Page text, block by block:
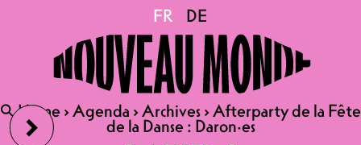
›
FR DE
🔍Home ›Agenda ›Archives ›Afterparty de la Fête
de la Danse : Daron·es
FR DE
🔍Home ›Agenda ›Archives ›Afterparty de la Fête
de la Danse : Daron·es
Afterparty de la Fête de
la Danse : Daron·es
16.05.2025